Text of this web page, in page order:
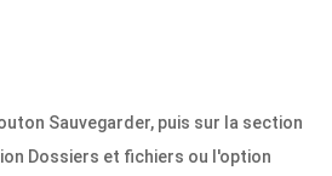
Sauvegarder, puis sur la section
Dossiers et fichiers ou l'option